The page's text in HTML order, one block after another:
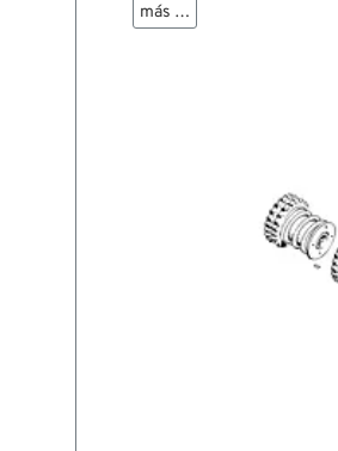
más …